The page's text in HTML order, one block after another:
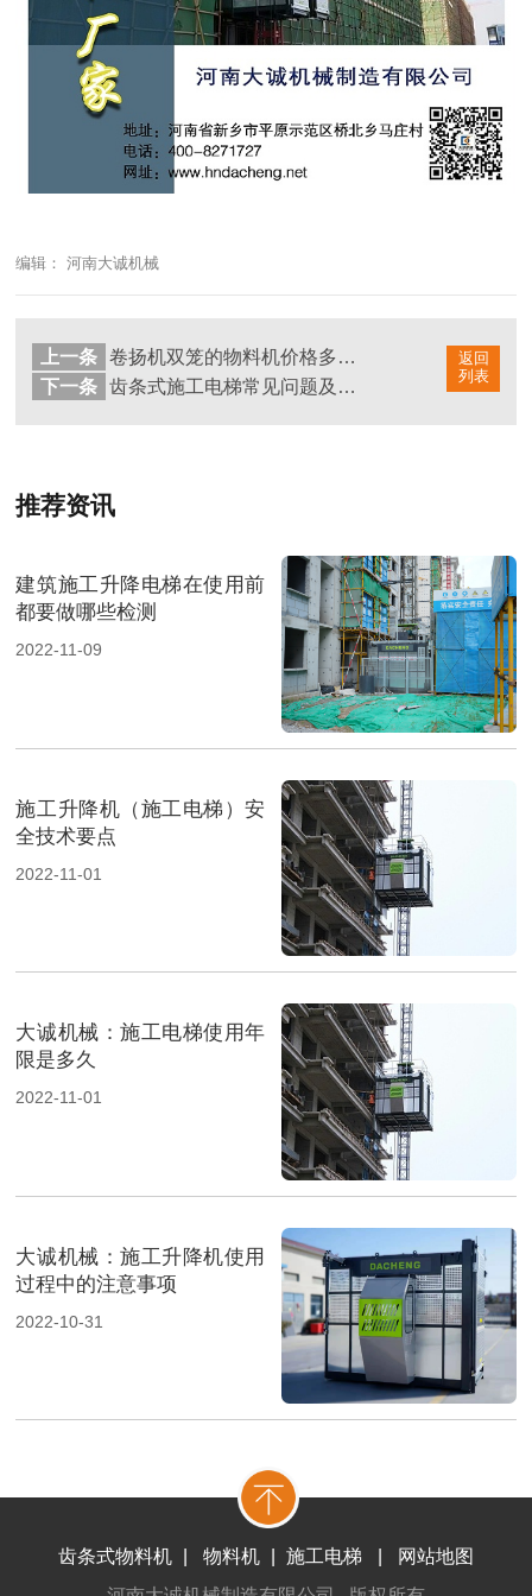
编辑： 河南大诚机械
返回
列表
上一条
卷扬机双笼的物料机价格多少？
下一条
齿条式施工电梯常见问题及原因
推荐资讯
建筑施工升降电梯在使用前
都要做哪些检测
2022-11-09
施工升降机（施工电梯）安
全技术要点
2022-11-01
大诚机械：施工电梯使用年
限是多久
2022-11-01
大诚机械：施工升降机使用
过程中的注意事项
2022-10-31
齿条式物料机 物料机 施工电梯
网站地图